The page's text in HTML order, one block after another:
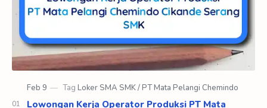
Lowongan Kerja Operator Produksi PT Mata